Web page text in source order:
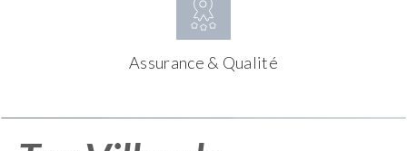
Assurance & Qualité